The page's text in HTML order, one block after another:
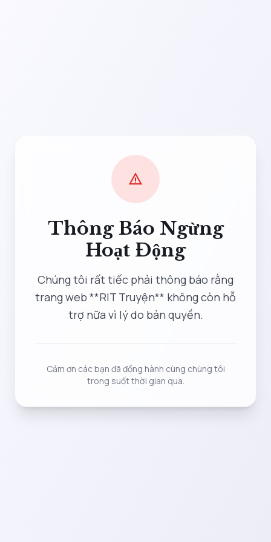
warning
Thông Báo Ngừng
Hoạt Động
Chúng tôi rất tiếc phải thông báo rằng
trang web **RIT Truyện** không còn hỗ
trợ nữa vì lý do bản quyền.
Cảm ơn các bạn đã đồng hành cùng chúng tôi
trong suốt thời gian qua.